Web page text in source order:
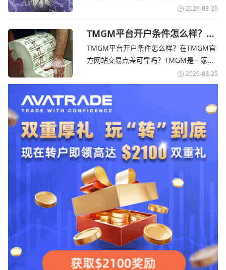
avatrade爱华平台的新手可以用很小的成
标准的MT4、MT5，以及自研的
AvaTradeGO和AvaOptions。通过
avatrade爱华官网交易资讯了解，据伊朗
2026-03-26
TMGM平台开户条件怎么样？美
伊和谈传闻引发油价暴跌-
TMGM官网
TMGM平台开户条件怎么样？在TMGM官
方网站交易点差可靠吗？‌‌‌TMGM是一家交
易成本极低、产品极其丰富、ASIC监管
+千万保险加持的全球知名经纪商，特别适
合活跃交易者和股票CFD投资者。通过
TMGM官网交易资讯了解，周三亚洲交易
时段,油价暴跌逾6%,布伦特原油跌破每桶
100美元
2026-03-25